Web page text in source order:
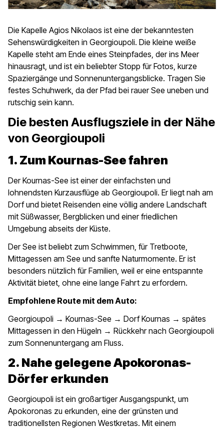
Die Kapelle Agios Nikolaos ist eine der bekanntesten
Sehenswürdigkeiten in Georgioupoli. Die kleine weiße
Kapelle steht am Ende eines Steinpfades, der ins Meer
hinausragt, und ist ein beliebter Stopp für Fotos, kurze
Spaziergänge und Sonnenuntergangsblicke. Tragen Sie
festes Schuhwerk, da der Pfad bei rauer See uneben und
rutschig sein kann.
Die besten Ausflugsziele in der Nähe
von Georgioupoli
1. Zum Kournas-See fahren
Der Kournas-See ist einer der einfachsten und
lohnendsten Kurzausflüge ab Georgioupoli. Er liegt nah am
Dorf und bietet Reisenden eine völlig andere Landschaft
mit Süßwasser, Bergblicken und einer friedlichen
Umgebung abseits der Küste.
Der See ist beliebt zum Schwimmen, für Tretboote,
Mittagessen am See und sanfte Naturmomente. Er ist
besonders nützlich für Familien, weil er eine entspannte
Aktivität bietet, ohne eine lange Fahrt zu erfordern.
Empfohlene Route mit dem Auto:
Georgioupoli → Kournas-See → Dorf Kournas → spätes
Mittagessen in den Hügeln → Rückkehr nach Georgioupoli
zum Sonnenuntergang am Fluss.
2. Nahe gelegene Apokoronas-
Dörfer erkunden
Georgioupoli ist ein großartiger Ausgangspunkt, um
Apokoronas zu erkunden, eine der grünsten und
traditionellsten Regionen Westkretas. Mit einem